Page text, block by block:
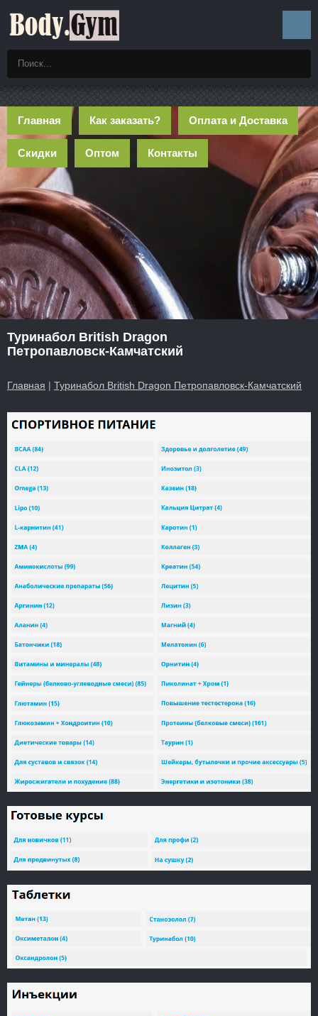
Главная Как заказать? Оплата и Доставка
Скидки Оптом Контакты
Туринабол British Dragon
Петропавловск-Камчатский
Главная | Туринабол British Dragon Петропавловск-Камчатский